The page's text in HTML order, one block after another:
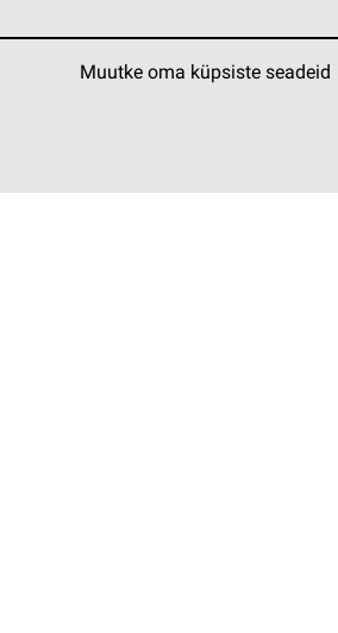
Muutke oma küpsiste seadeid